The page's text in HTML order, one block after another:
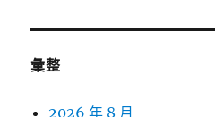
彙整
2026 年 8 月